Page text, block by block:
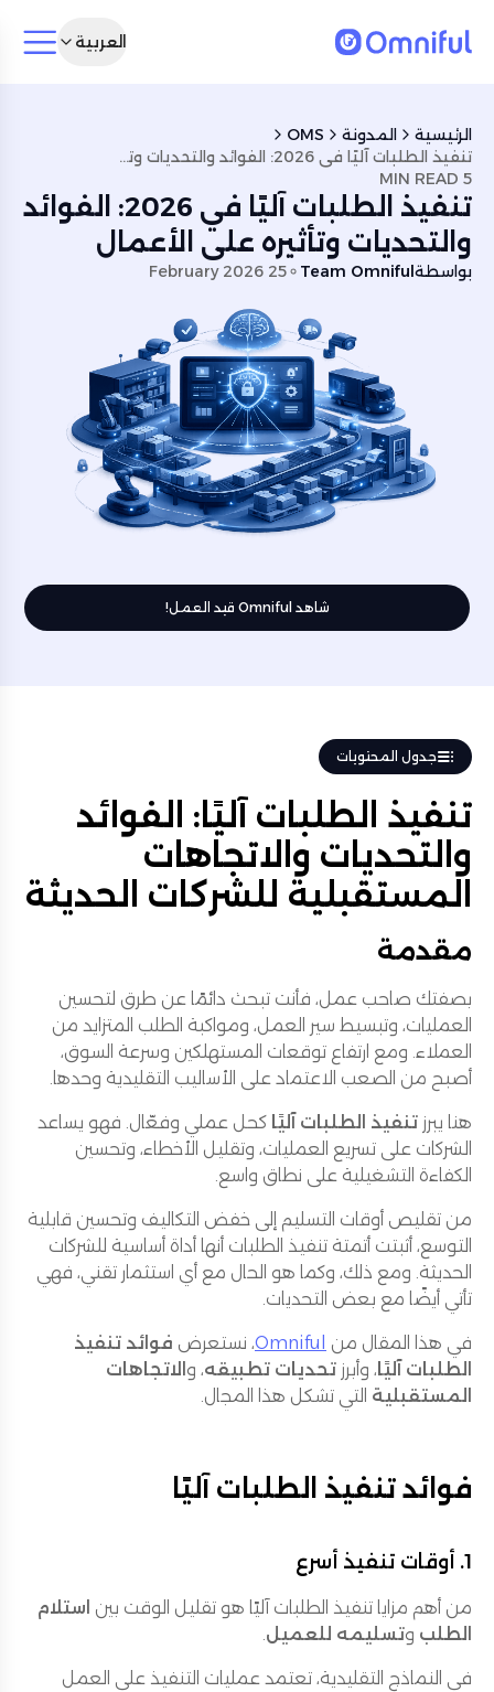
العربية
الرئيسية المدونة
OMS
تنفيذ الطلبات آليًا في 2026: الفوائد والتحديات وتأثيره على الأعمال
5 MIN READ
تنفيذ الطلبات آليًا في 2026: الفوائد
والتحديات وتأثيره على الأعمال
بواسطةTeam Omniful
25 February 2026
شاهد Omniful قيد العمل!
جدول المحتويات
تنفيذ الطلبات آليًا: الفوائد
والتحديات والاتجاهات
المستقبلية للشركات الحديثة
مقدمة
بصفتك صاحب عمل، فأنت تبحث دائمًا عن طرق لتحسين
العمليات، وتبسيط سير العمل، ومواكبة الطلب المتزايد من
العملاء. ومع ارتفاع توقعات المستهلكين وسرعة السوق،
أصبح من الصعب الاعتماد على الأساليب التقليدية وحدها.
هنا يبرز تنفيذ الطلبات آليًا كحل عملي وفعّال. فهو يساعد
الشركات على تسريع العمليات، وتقليل الأخطاء، وتحسين
الكفاءة التشغيلية على نطاق واسع.
من تقليص أوقات التسليم إلى خفض التكاليف وتحسين قابلية
التوسع، أثبتت أتمتة تنفيذ الطلبات أنها أداة أساسية للشركات
الحديثة. ومع ذلك، وكما هو الحال مع أي استثمار تقني، فهي
تأتي أيضًا مع بعض التحديات.
في هذا المقال من Omniful، نستعرض فوائد تنفيذ
الطلبات آليًا ، وأبرز تحديات تطبيقه، و الاتجاهات
المستقبلية التي تشكل هذا المجال.
فوائد تنفيذ الطلبات آليًا
1. أوقات تنفيذ أسرع
من أهم مزايا تنفيذ الطلبات آليًا هو تقليل الوقت بين استلام
الطلب وتسليمه للعميل.
في النماذج التقليدية، تعتمد عمليات التنفيذ على العمل